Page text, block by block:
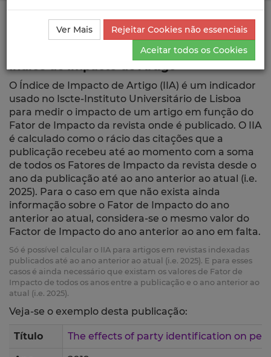
Ciência_Iscte Publicações
Índice de Impacto de
O Índice de Impacto de Artigo (IIA) é um indicador
usado no Iscte-Instituto Universitário de Lisboa
para medir o impacto de um artigo em função do
Fator de Impacto da revista onde é publicado. O IIA
é calculado como o rácio das citações que a
publicação recebeu até ao momento com a soma
de todos os Fatores de Impacto da revista desde o
ano da publicação até ao ano anterior ao atual (i.e.
2025). Para o caso em que não exista ainda
informação sobre o Fator de Impacto do ano
anterior ao atual, considera-se o mesmo valor do
Factor de Impacto do ano anterior ao ano em falta.
Só é possível calcular o IIA para artigos em revistas indexadas
publicados até ao ano anterior ao atual (i.e. 2025). E para esses
casos é ainda necessário que existam os valores de Fator de
Impacto de todos os anos entre a publicação e o ano anterior ao
atual (i.e. 2025).
Veja-se o exemplo desta publicação:
Título The effects of party identification on
Ver Mais
Rejeitar Cookies não essenciais
Aceitar todos os Cookies